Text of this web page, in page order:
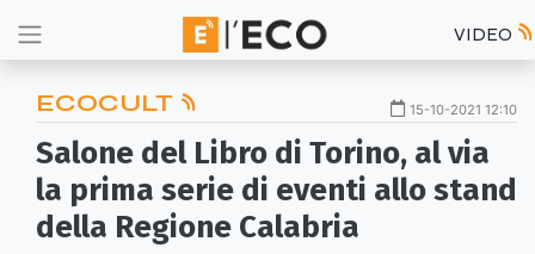
VIDEO
ECOCULT 15-10-2021 12:10
Salone del Libro di Torino, al via
la prima serie di eventi allo stand
della Regione Calabria